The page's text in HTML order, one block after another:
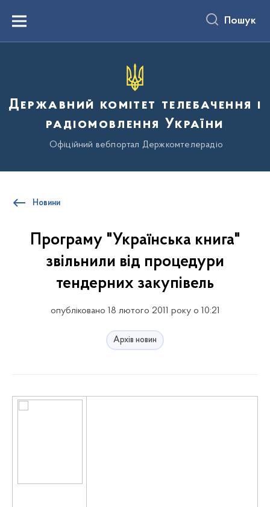
вмістуMenu Пошук
Державний комітет телебачення і
радіомовлення України
Офіційний вебпортал Держкомтелерадіо
Новини
Програму "Українська книга"
звільнили від процедури
тендерних закупівель
опубліковано 18 лютого 2011 року о 10:21
Архів новин